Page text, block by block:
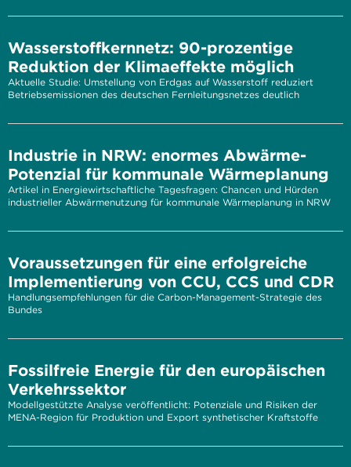
Wasserstoffkernnetz: 90-prozentige
Reduktion der Klimaeffekte möglich
Aktuelle Studie: Umstellung von Erdgas auf Wasserstoff reduziert
Betriebsemissionen des deutschen Fernleitungsnetzes deutlich
Industrie in NRW: enormes Abwärme-
Potenzial für kommunale Wärmeplanung
Artikel in Energiewirtschaftliche Tagesfragen: Chancen und Hürden
industrieller Abwärmenutzung für kommunale Wärmeplanung in NRW
Voraussetzungen für eine erfolgreiche
Implementierung von CCU, CCS und CDR
Handlungsempfehlungen für die Carbon-Management-Strategie des
Bundes
Fossilfreie Energie für den europäischen
Verkehrssektor
Modellgestützte Analyse veröffentlicht: Potenziale und Risiken der
MENA-Region für Produktion und Export synthetischer Kraftstoffe